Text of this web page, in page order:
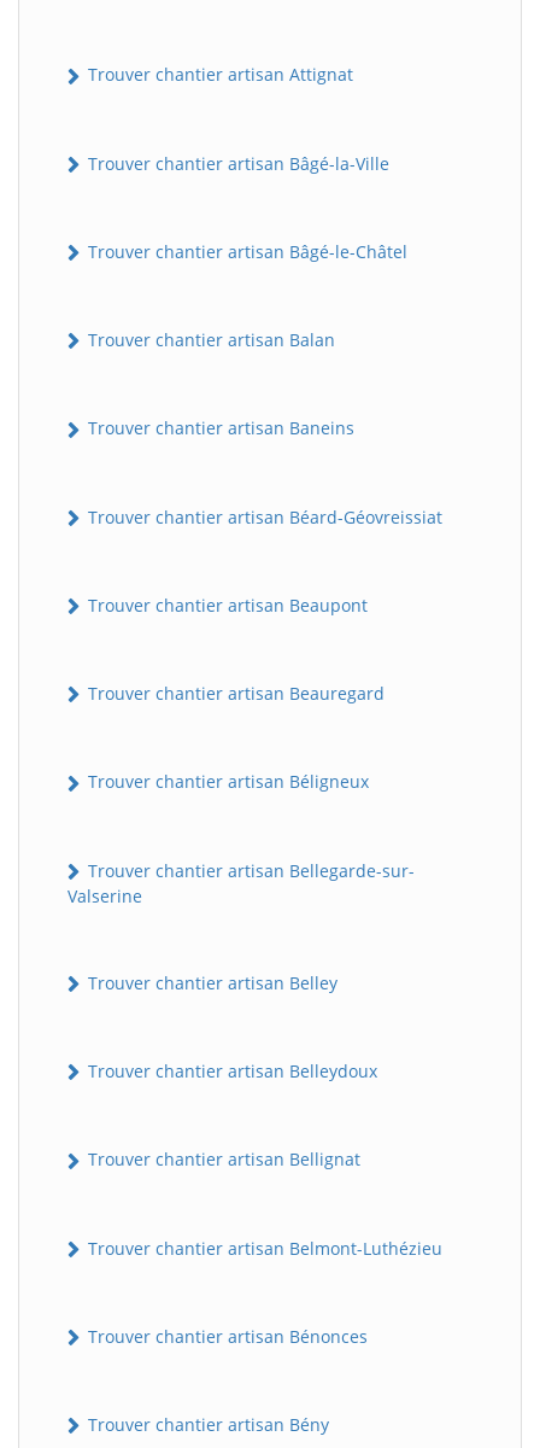
Trouver chantier artisan Attignat
Trouver chantier artisan Bâgé-la-Ville
Trouver chantier artisan Bâgé-le-Châtel
Trouver chantier artisan Balan
Trouver chantier artisan Baneins
Trouver chantier artisan Béard-Géovreissiat
Trouver chantier artisan Beaupont
Trouver chantier artisan Beauregard
Trouver chantier artisan Béligneux
Trouver chantier artisan Bellegarde-sur-
Valserine
Trouver chantier artisan Belley
Trouver chantier artisan Belleydoux
Trouver chantier artisan Bellignat
Trouver chantier artisan Belmont-Luthézieu
Trouver chantier artisan Bénonces
Trouver chantier artisan Bény